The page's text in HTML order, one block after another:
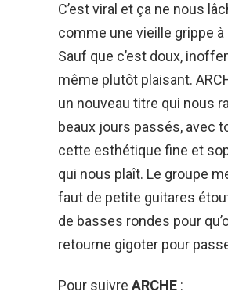
C’est viral et ça ne nous
comme une vieille grippe à
Sauf que c’est doux,
même plutôt plaisant.
un nouveau titre qui nous
beaux jours passés, avec
cette esthétique fine et
qui nous plaît. Le groupe
faut de petite guitares
de basses rondes pour
retourne gigoter pour
Pour suivre ARCHE :